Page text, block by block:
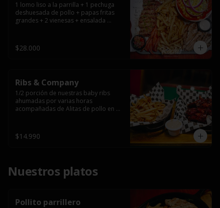
1 lomo liso a la parrilla + 1 pechuga
deshuesada de pollo + papas fritas
grandes + 2 vienesas + ensalada
$28.000
Ribs & Company
1/2 porción de nuestras baby ribs
ahumadas por varias horas
acompañadas de Alitas de pollo en
$14.990
Nuestros platos
Pollito parrillero